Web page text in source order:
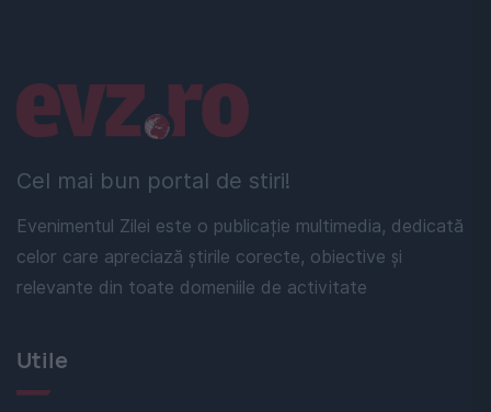
Cel mai bun portal de stiri!
Evenimentul Zilei este o publicație multimedia, dedicată
celor care apreciază știrile corecte, obiective și
relevante din toate domeniile de activitate
Linkuri utile
Utile